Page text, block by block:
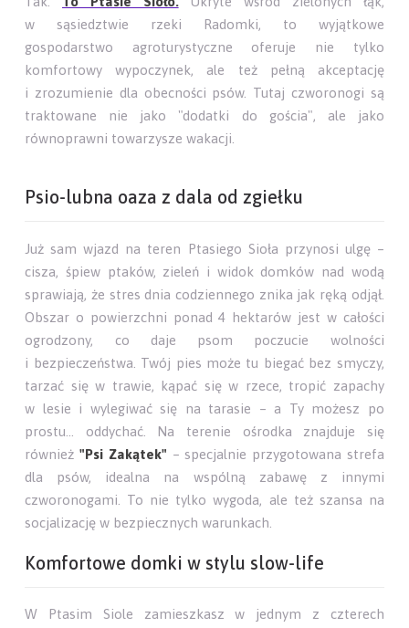
w sąsiedztwie rzeki Radomki, to wyjątkowe
gospodarstwo agroturystyczne oferuje nie tylko
komfortowy wypoczynek, ale też pełną akceptację
i zrozumienie dla obecności psów. Tutaj czworonogi są
traktowane nie jako "dodatki do gościa", ale jako
równoprawni towarzysze wakacji.
Psio-lubna oaza z dala od zgiełku
Już sam wjazd na teren Ptasiego Sioła przynosi ulgę –
cisza, śpiew ptaków, zieleń i widok domków nad wodą
sprawiają, że stres dnia codziennego znika jak ręką odjął.
Obszar o powierzchni ponad 4 hektarów jest w całości
ogrodzony, co daje psom poczucie wolności
i bezpieczeństwa. Twój pies może tu biegać bez smyczy,
tarzać się w trawie, kąpać się w rzece, tropić zapachy
w lesie i wylegiwać się na tarasie – a Ty możesz po
prostu… oddychać. Na terenie ośrodka znajduje się
również "Psi Zakątek" – specjalnie przygotowana strefa
dla psów, idealna na wspólną zabawę z innymi
czworonogami. To nie tylko wygoda, ale też szansa na
socjalizację w bezpiecznych warunkach.
Komfortowe domki w stylu slow-life
W Ptasim Siole zamieszkasz w jednym z czterech